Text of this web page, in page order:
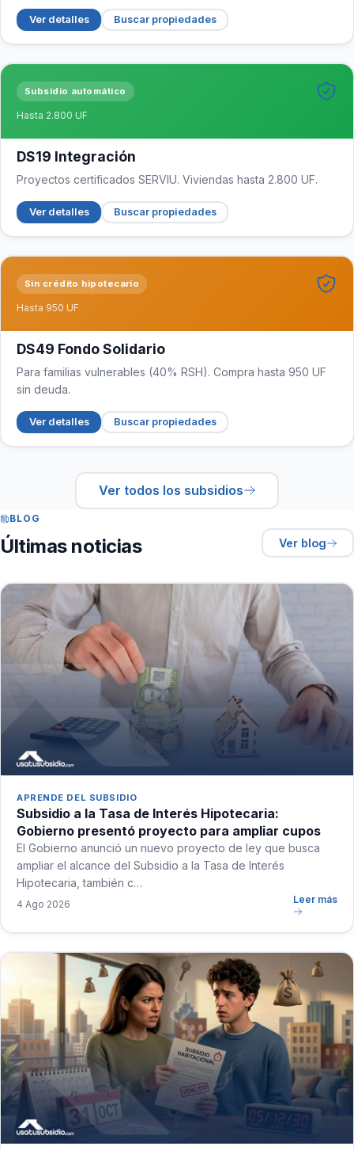
Ver detalles Buscar propiedades
Subsidio automático
Hasta 2.800 UF
DS19 Integración
Proyectos certificados SERVIU. Viviendas hasta 2.800 UF.
Ver detalles Buscar propiedades
Sin crédito hipotecario
Hasta 950 UF
DS49 Fondo Solidario
Para familias vulnerables (40% RSH). Compra hasta 950 UF
sin deuda.
Ver detalles Buscar propiedades
Ver todos los subsidios
BLOG
Últimas noticias Ver blog
APRENDE DEL SUBSIDIO
Subsidio a la Tasa de Interés Hipotecaria:
Gobierno presentó proyecto para ampliar cupos
El Gobierno anunció un nuevo proyecto de ley que busca
ampliar el alcance del Subsidio a la Tasa de Interés
Hipotecaria, también c…
4 Ago 2026 Leer más